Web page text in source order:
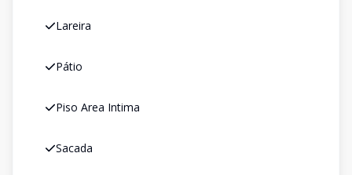
Lareira
Pátio
Piso Area Intima
Sacada